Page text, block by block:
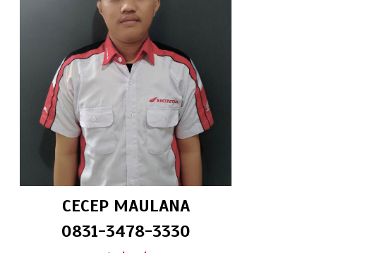
CECEP MAULANA
0831-3478-3330